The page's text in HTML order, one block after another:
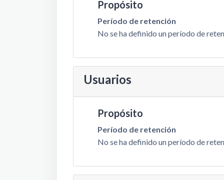
Propósito
Período de retención
No se ha definido un período de
Usuarios
Propósito
Período de retención
No se ha definido un período de